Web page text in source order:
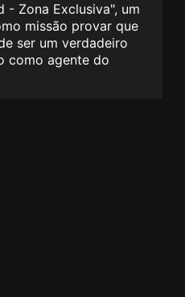
Zona Exclusiva", um
missão provar que
ser um verdadeiro
como agente do